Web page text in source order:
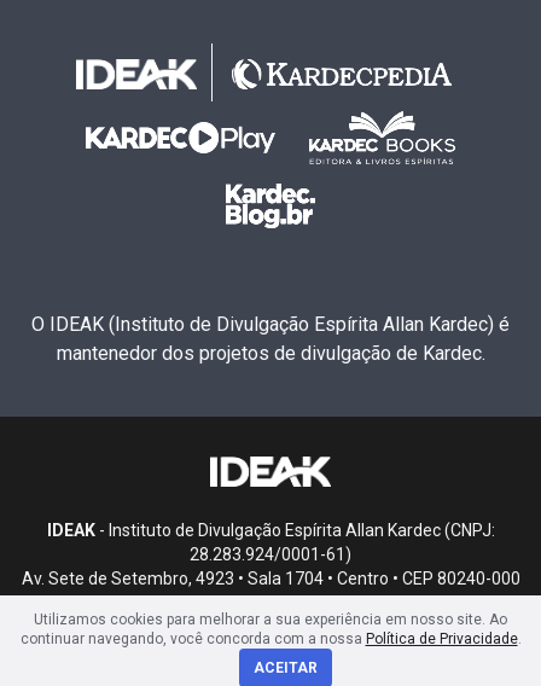
O IDEAK (Instituto de Divulgação Espírita Allan Kardec) é
mantenedor dos projetos de divulgação de Kardec.
IDEAK- Instituto de Divulgação Espírita Allan Kardec (CNPJ:
28.283.924/0001-61)
Av. Sete de Setembro, 4923 • Sala 1704 • Centro • CEP 80240-000
Utilizamos cookies para melhorar a sua experiência em nosso site. Ao
continuar navegando, você concorda com a nossa Política de Privacidade.
ACEITAR